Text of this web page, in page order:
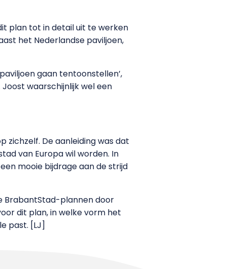
plan tot in detail uit te werken
het Nederlandse paviljoen,
gaan tentoonstellen’,
waarschijnlijk wel een
zichzelf. De aanleiding was dat
van Europa wil worden. In
mooie bijdrage aan de strijd
BrabantStad-plannen door
dit plan, in welke vorm het
past. [LJ]